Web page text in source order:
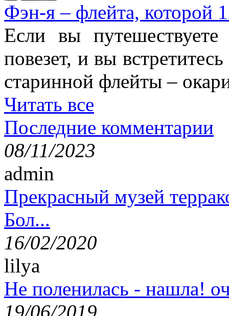
Фэн-я – флейта, которой
Если вы
повезет, и вы
старинной флейты –
Читать все
Последние комментарии
08/11/2023
admin
Прекрасный музей
Бол...
16/02/2020
lilya
Не поленилась - нашла!
19/06/2019